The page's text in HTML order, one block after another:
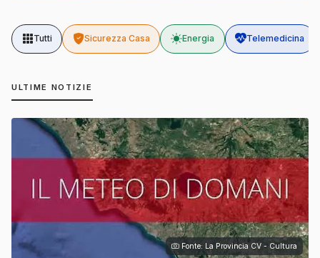
Tutti Sicurezza Casa Energia Telemedicina
ULTIME NOTIZIE
Fonte: La Provincia CV - Cultura